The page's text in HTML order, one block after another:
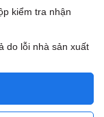
kiểm tra nhận
do lỗi nhà sản xuất